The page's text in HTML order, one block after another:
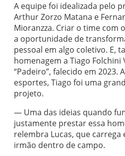
A equipe foi idealizada pelo
Arthur Zorzo Matana e
Mioranzza. Criar o time com
a oportunidade de
pessoal em algo coletivo. E,
homenagem a Tiago Folchini
“Padeiro”, falecido em 2023.
esportes, Tiago foi uma
projeto.
— Uma das ideias quando
justamente prestar essa
relembra Lucas, que carrega
irmão dentro de campo.